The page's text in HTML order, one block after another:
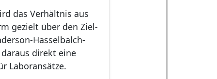
das Verhältnis aus
gezielt über den Ziel-
Hasselbalch-
direkt eine
Laboransätze.